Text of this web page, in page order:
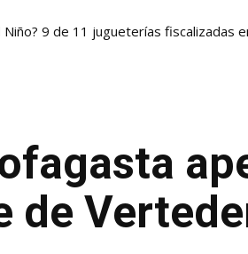
9 de 11 jugueterías fiscalizadas
de